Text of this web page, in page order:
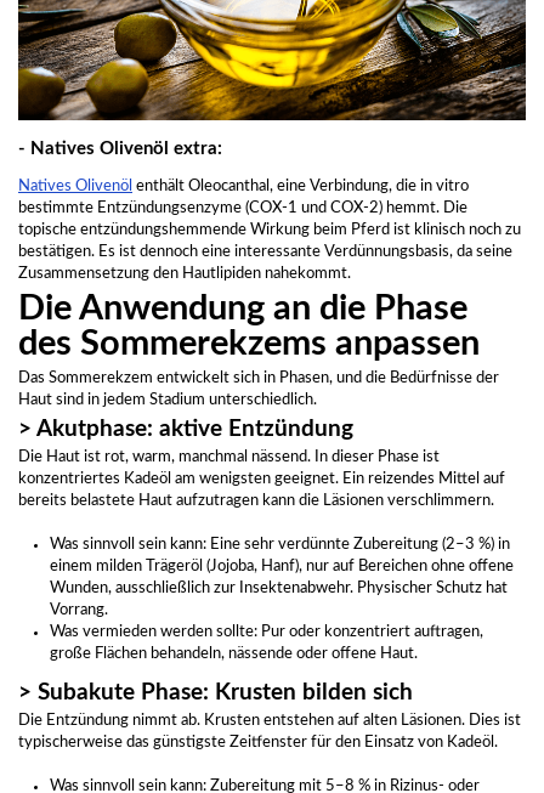
- Natives Olivenöl extra:
Natives Olivenöl enthält Oleocanthal, eine Verbindung, die in vitro
bestimmte Entzündungsenzyme (COX-1 und COX-2) hemmt. Die
topische entzündungshemmende Wirkung beim Pferd ist klinisch noch zu
bestätigen. Es ist dennoch eine interessante Verdünnungsbasis, da seine
Zusammensetzung den Hautlipiden nahekommt.
Die Anwendung an die Phase
des Sommerekzems anpassen
Das Sommerekzem entwickelt sich in Phasen, und die Bedürfnisse der
Haut sind in jedem Stadium unterschiedlich.
> Akutphase: aktive Entzündung
Die Haut ist rot, warm, manchmal nässend. In dieser Phase ist
konzentriertes Kadeöl am wenigsten geeignet. Ein reizendes Mittel auf
bereits belastete Haut aufzutragen kann die Läsionen verschlimmern.
Was sinnvoll sein kann: Eine sehr verdünnte Zubereitung (2–3 %) in
einem milden Trägeröl (Jojoba, Hanf), nur auf Bereichen ohne offene
Wunden, ausschließlich zur Insektenabwehr. Physischer Schutz hat
Vorrang.
Was vermieden werden sollte: Pur oder konzentriert auftragen,
große Flächen behandeln, nässende oder offene Haut.
> Subakute Phase: Krusten bilden sich
Die Entzündung nimmt ab. Krusten entstehen auf alten Läsionen. Dies ist
typischerweise das günstigste Zeitfenster für den Einsatz von Kadeöl.
Was sinnvoll sein kann: Zubereitung mit 5–8 % in Rizinus- oder